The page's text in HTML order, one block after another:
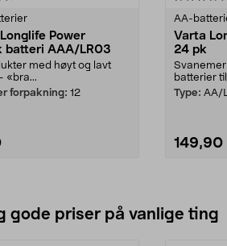
Longlife Power
batteri AAA/LR03
med høyt og lavt
«bra...
forpakning: 12
AA-
Varta
24 pk
batterier til
Type: AA/
149,90
gode priser på vanlige ting